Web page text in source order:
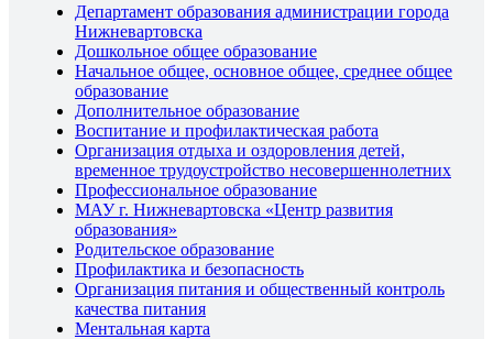
Департамент образования администрации города
Нижневартовска
Дошкольное общее образование
Начальное общее, основное общее, среднее общее
образование
Дополнительное образование
Воспитание и профилактическая работа
Организация отдыха и оздоровления детей,
временное трудоустройство несовершеннолетних
Профессиональное образование
МАУ г. Нижневартовска «Центр развития
образования»
Родительское образование
Профилактика и безопасность
Организация питания и общественный контроль
качества питания
Ментальная карта